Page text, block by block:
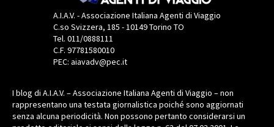
A.I.A.V. - Associazione Italiana Agenti di Viaggio
C.so Svizzera, 185 - 10149 Torino TO
Tel. 011/0888111
C.F. 97781580010
PEC: aiavadv@pec.it
I blog di A.I.A.V. – Associazione Italiana Agenti di Viaggio – non
rappresentano una testata giornalistica poiché sono aggiornati
senza alcuna periodicità. Non possono pertanto considerarsi un